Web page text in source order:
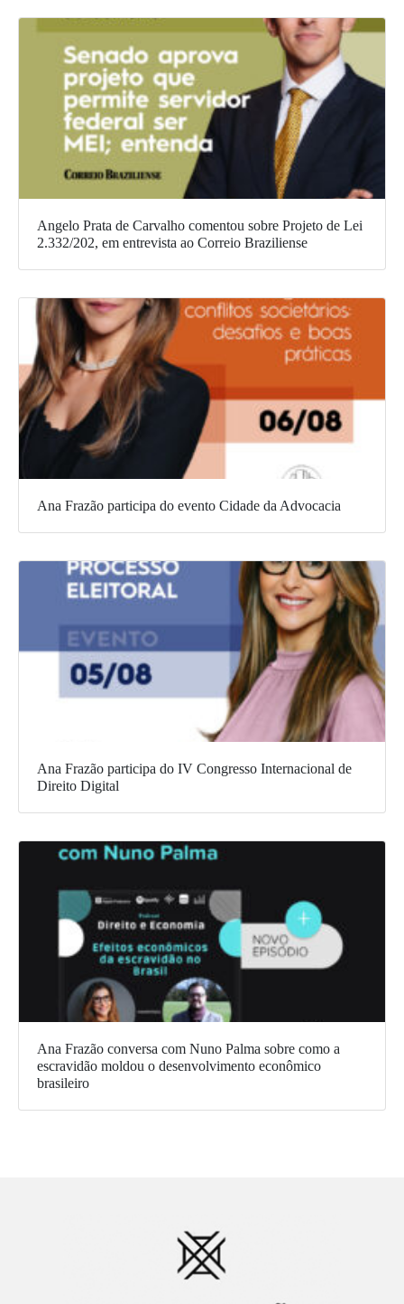
Angelo Prata de Carvalho comentou sobre Projeto de Lei
2.332/202, em entrevista ao Correio Braziliense
Ana Frazão participa do evento Cidade da Advocacia
Ana Frazão participa do IV Congresso Internacional de
Direito Digital
Ana Frazão conversa com Nuno Palma sobre como a
escravidão moldou o desenvolvimento econômico
brasileiro